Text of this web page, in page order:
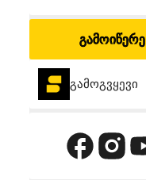
გამოიწერე
გამოგვყევი